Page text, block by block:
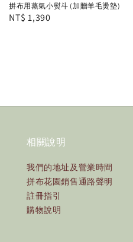
拼布用蒸氣小熨斗 (加贈羊毛燙墊)
Regular
NT$ 1,390
相關說明
我們的地址及營業時間
拼布花園銷售通路聲明
註冊指引
購物說明